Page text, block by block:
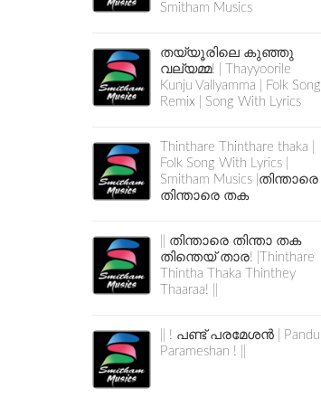
Smitham Musics
തയ്യൂരിലെ കുഞ്ഞു
വല്യമ്മ! | Thayyoorile
Kunju Vallyamma | Folk Song
Remix | Song With Lyrics
Thinthare Thinthare thaka |
Folk Song With Lyrics |
Smitham Musics |തിന്താരെ
തിന്താരെ തക
|| തിന്താരെ തിന്താ തക
തിന്തെയ് താര! |Thinthare
Thintha Thaka Thinthey
Thaaraa! ||
|| ! പണ്ട് പരമേശൻ | Pandu
Parameshan ! ||